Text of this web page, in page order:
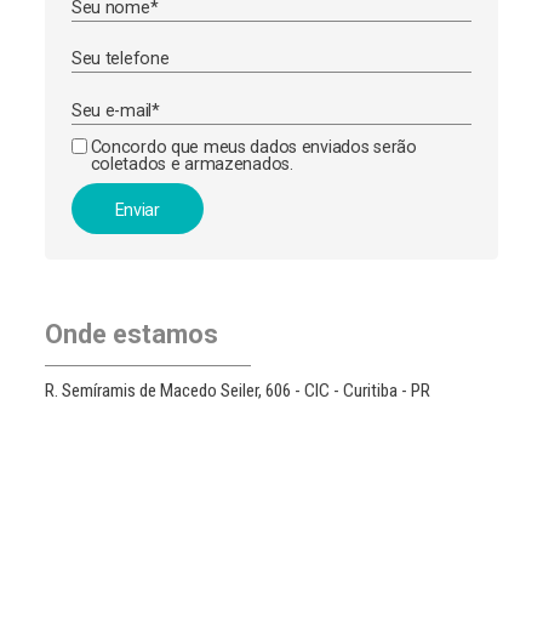
Concordo que meus dados enviados serão
coletados e armazenados.
r
t
Onde estamos
R. Semíramis de Macedo Seiler, 606 - CIC - Curitiba - PR